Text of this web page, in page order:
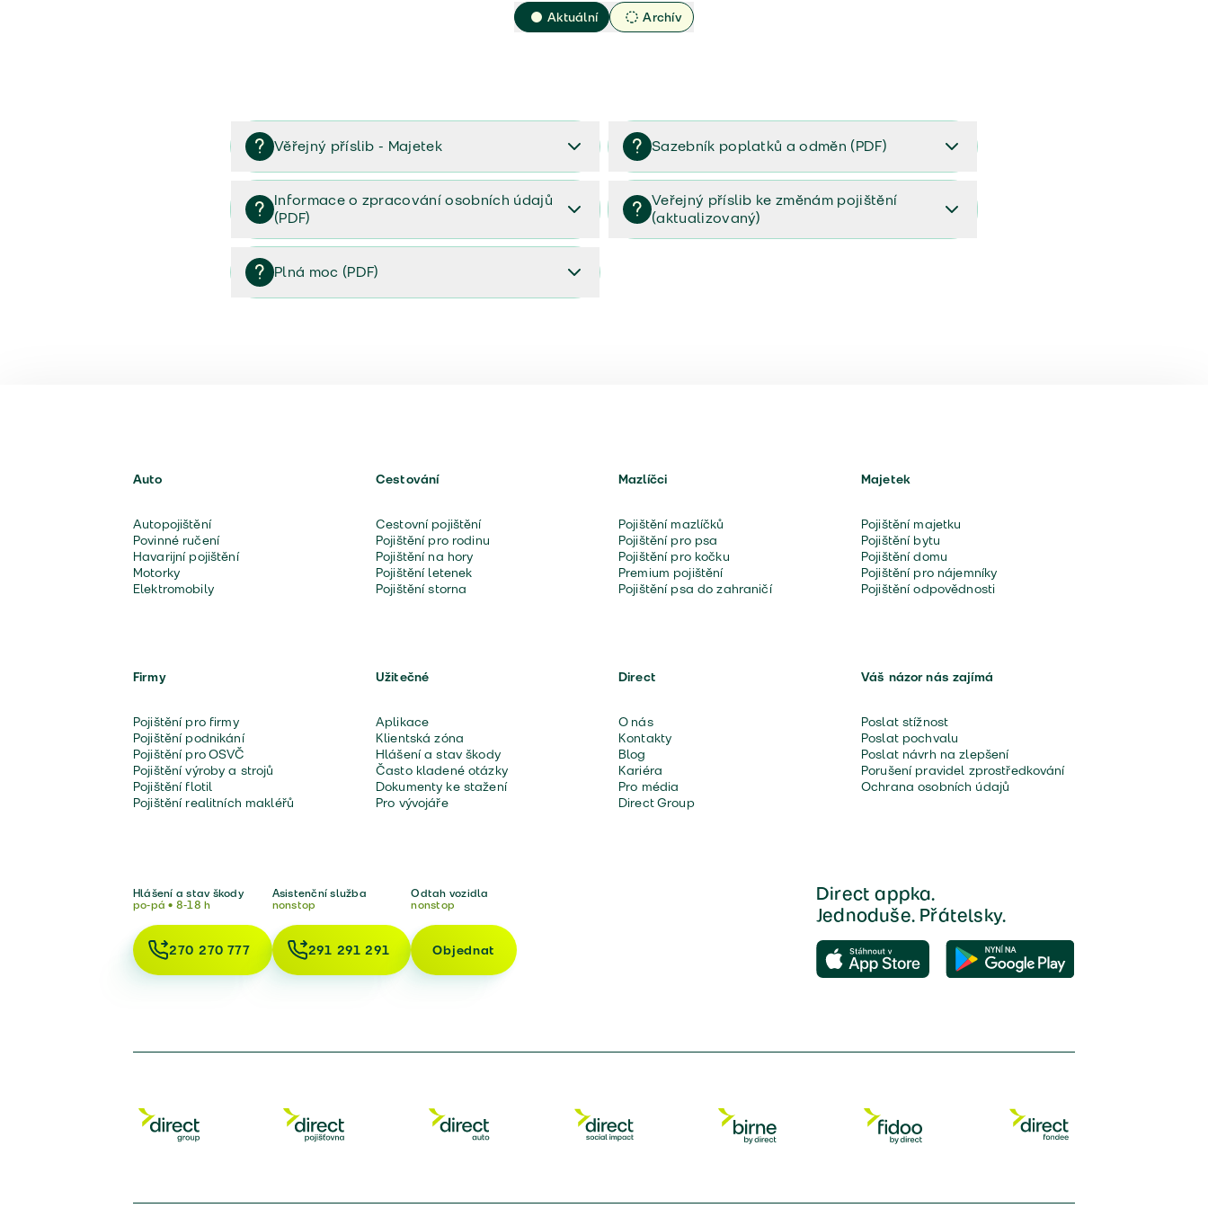
Aktuální Archív
Věřejný příslib - Majetek
Věřejný příslib majetek 2023
Sazebník poplatků a odměn (PDF)
Sazebník poplatků a odměn (PDF)
Informace o zpracování osobních údajů
(PDF)
Informace o zpracování osobních údajů (PDF)
Veřejný příslib ke změnám pojištění
(aktualizovaný)
Plná moc (PDF)
Auto
Autopojištění
Povinné ručení
Havarijní pojištění
Motorky
Elektromobily
Cestování
Cestovní pojištění
Pojištění pro rodinu
Pojištění na hory
Pojištění letenek
Pojištění storna
Mazlíčci
Pojištění mazlíčků
Pojištění pro psa
Pojištění pro kočku
Premium pojištění
Pojištění psa do zahraničí
Majetek
Pojištění majetku
Pojištění bytu
Pojištění domu
Pojištění pro nájemníky
Pojištění odpovědnosti
Firmy
Pojištění pro firmy
Pojištění podnikání
Pojištění pro OSVČ
Pojištění výroby a strojů
Pojištění flotil
Pojištění realitních makléřů
Užitečné
Aplikace
Klientská zóna
Hlášení a stav škody
Často kladené otázky
Dokumenty ke stažení
Pro vývojáře
Direct
O nás
Kontakty
Blog
Kariéra
Pro média
Direct Group
Váš názor nás zajímá
Poslat stížnost
Poslat pochvalu
Poslat návrh na zlepšení
Porušení pravidel zprostředkování
Ochrana osobních údajů
Hlášení a stav škody
po-pá • 8-18 h
270 270 777
Asistenční služba
nonstop
291 291 291
Odtah vozidla
nonstop
Objednat
Direct appka.
Jednoduše. Přátelsky.